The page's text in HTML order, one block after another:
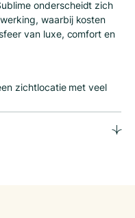
onderscheidt zich
waarbij kosten
van luxe, comfort en
zichtlocatie met veel
in Waalwijk trekt de
is ruim